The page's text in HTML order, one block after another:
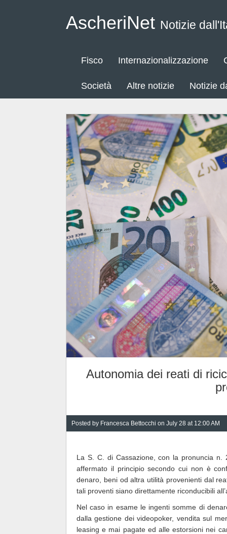
AscheriNet Notizie
Fisco Internazionalizzazione
Società Altre notizie Notizie
Autonomia dei reati di
Posted by Francesca Bettocchi on July 28 at 12:00 AM
La S. C. di Cassazione, con la pronuncia n.
affermato il principio secondo cui non è
denaro, beni od altra utilità provenienti dal
tali proventi siano direttamente riconducibili
Nel caso in esame le ingenti somme di
dalla gestione dei videopoker, vendita sul
leasing e mai pagate ed alle estorsioni nei